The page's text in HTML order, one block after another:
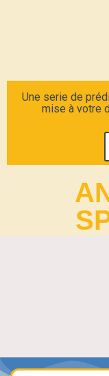
Une serie de
mise à votre